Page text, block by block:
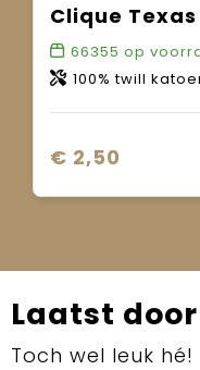
Clique
66355 op
100% twill
€ 2,50
Laatst
Toch wel leuk hé!